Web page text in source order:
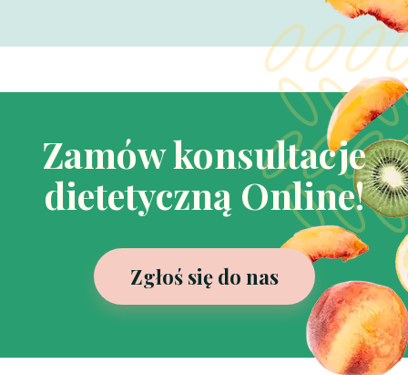
Zamów konsultacje
dietetyczną Online!
Zgłoś się do nas